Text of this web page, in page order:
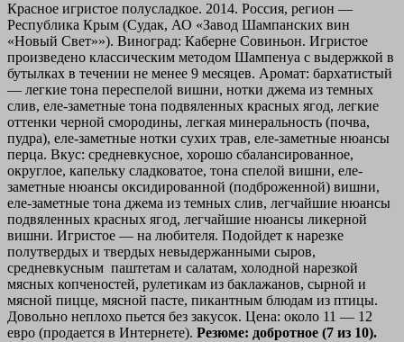
Красное игристое полусладкое. 2014. Россия, регион —
Республика Крым (Судак, АО «Завод Шампанских вин
«Новый Свет»»). Виноград: Каберне Совиньон. Игристое
произведено классическим методом Шампенуа с выдержкой в
бутылках в течении не менее 9 месяцев. Аромат: бархатистый
— легкие тона переспелой вишни, нотки джема из темных
слив, еле-заметные тона подвяленных красных ягод, легкие
оттенки черной смородины, легкая минеральность (почва,
пудра), еле-заметные нотки сухих трав, еле-заметные нюансы
перца. Вкус: средневкусное, хорошо сбалансированное,
округлое, капельку сладковатое, тона спелой вишни, еле-
заметные нюансы оксидированной (подброженной) вишни,
еле-заметные тона джема из темных слив, легчайшие нюансы
подвяленных красных ягод, легчайшие нюансы ликерной
вишни. Игристое — на любителя. Подойдет к нарезке
полутвердых и твердых невыдержанными сыров,
средневкусным паштетам и салатам, холодной нарезкой
мясных копченостей, рулетикам из баклажанов, сырной и
мясной пицце, мясной пасте, пикантным блюдам из птицы.
Довольно неплохо пьется без закусок. Цена: около 11 — 12
евро (продается в Интернете). Резюме: добротное (7 из 10).